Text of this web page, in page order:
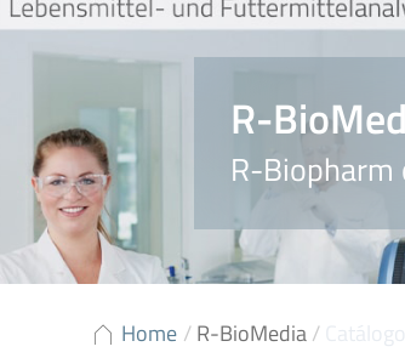
R-
R-Biopharm
Home /R-BioMedia/